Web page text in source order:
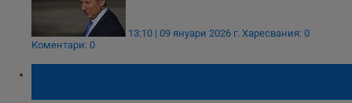
13:10 | 09 януари 2026 г. Харесвания: 0
Коментари: 0